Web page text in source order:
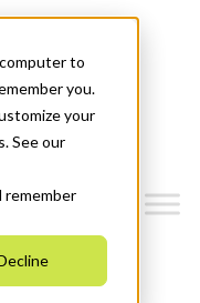
to
you.
your
See our
remember